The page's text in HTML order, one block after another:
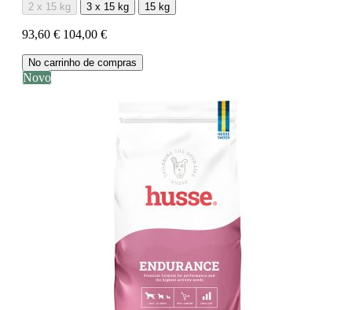
2 x 15 kg 3 x 15 kg 15 kg
93,60 € 104,00 €
No carrinho de compras
Novo